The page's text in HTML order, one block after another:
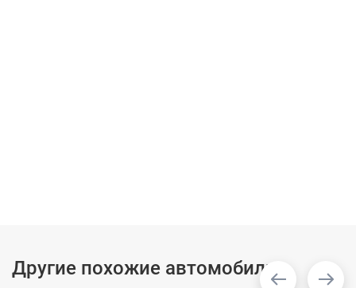
Другие похожие автомобили